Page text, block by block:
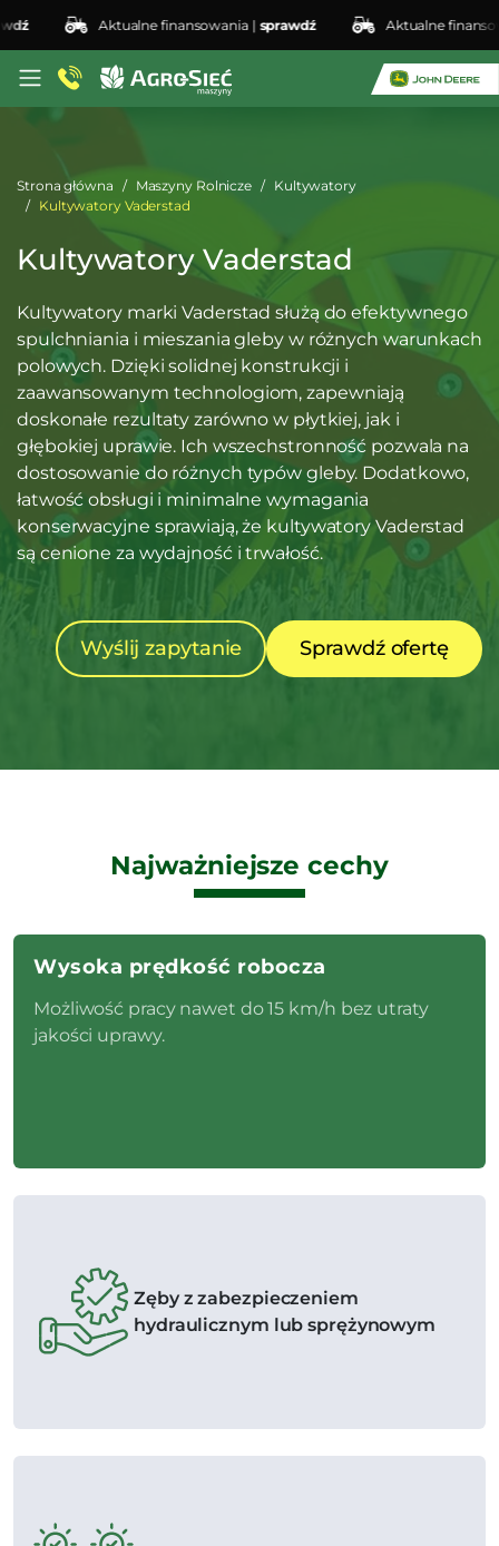
Aktualne finansowania |sprawdź Aktualne
Strona główna Maszyny Rolnicze
Kultywatory
Kultywatory Vaderstad
Kultywatory Vaderstad
Kultywatory marki Vaderstad służą do efektywnego
spulchniania i mieszania gleby w różnych warunkach
polowych. Dzięki solidnej konstrukcji i
zaawansowanym technologiom, zapewniają
doskonałe rezultaty zarówno w płytkiej, jak i
głębokiej uprawie. Ich wszechstronność pozwala na
dostosowanie do różnych typów gleby. Dodatkowo,
łatwość obsługi i minimalne wymagania
konserwacyjne sprawiają, że kultywatory Vaderstad
są cenione za wydajność i trwałość.
Wyślij zapytanie Sprawdź ofertę
Najważniejsze cechy
Wysoka prędkość robocza
Możliwość pracy nawet do 15 km/h bez utraty
jakości uprawy.
Zęby z zabezpieczeniem
hydraulicznym lub sprężynowym